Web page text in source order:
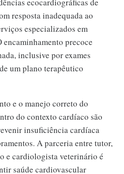
resposta inadequada ao
especializados em
precoce
inclusive por exames
um plano terapêutico
e o manejo correto do
do contexto cardíaco são
insuficiência cardíaca
A parceria entre tutor,
e cardiologista veterinário é
saúde cardiovascular